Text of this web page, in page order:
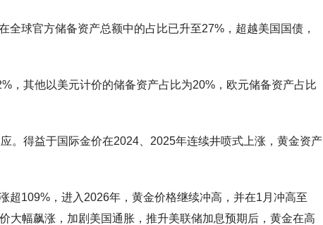
球官方储备资产总额中的占比已升至27%，超越美国国债，
，其他以美元计价的储备资产占比为20%，欧元储备资产占比
。得益于国际金价在2024、2025年连续井喷式上涨，黄金资产
超109%，进入2026年，黄金价格继续冲高，并在1月冲高至
大幅飙涨，加剧美国通胀，推升美联储加息预期后，黄金在高